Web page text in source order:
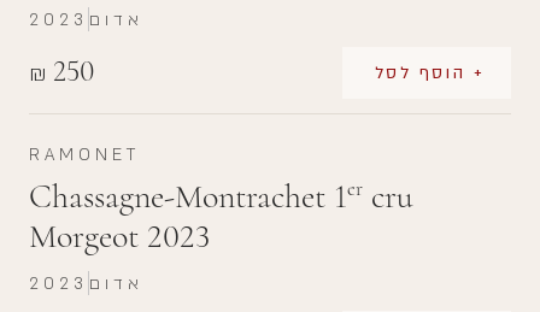
₪ 250 + הוסף לסל
2023 אדום
RAMONET
Chassagne-Montrachet 1er cru
Morgeot 2023
2023 אדום